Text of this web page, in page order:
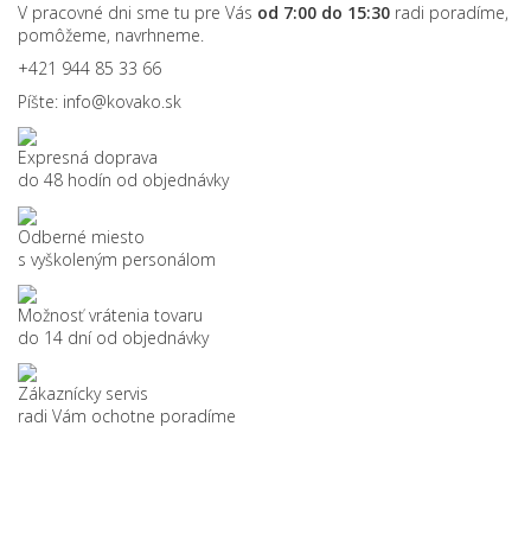
V pracovné dni sme tu pre Vás od 7:00 do 15:30 radi poradíme,
pomôžeme, navrhneme.
+421 944 85 33 66
Píšte: info@kovako.sk
Expresná doprava
do 48 hodín od objednávky
Odberné miesto
s vyškoleným personálom
Možnosť vrátenia tovaru
do 14 dní od objednávky
Zákaznícky servis
radi Vám ochotne poradíme